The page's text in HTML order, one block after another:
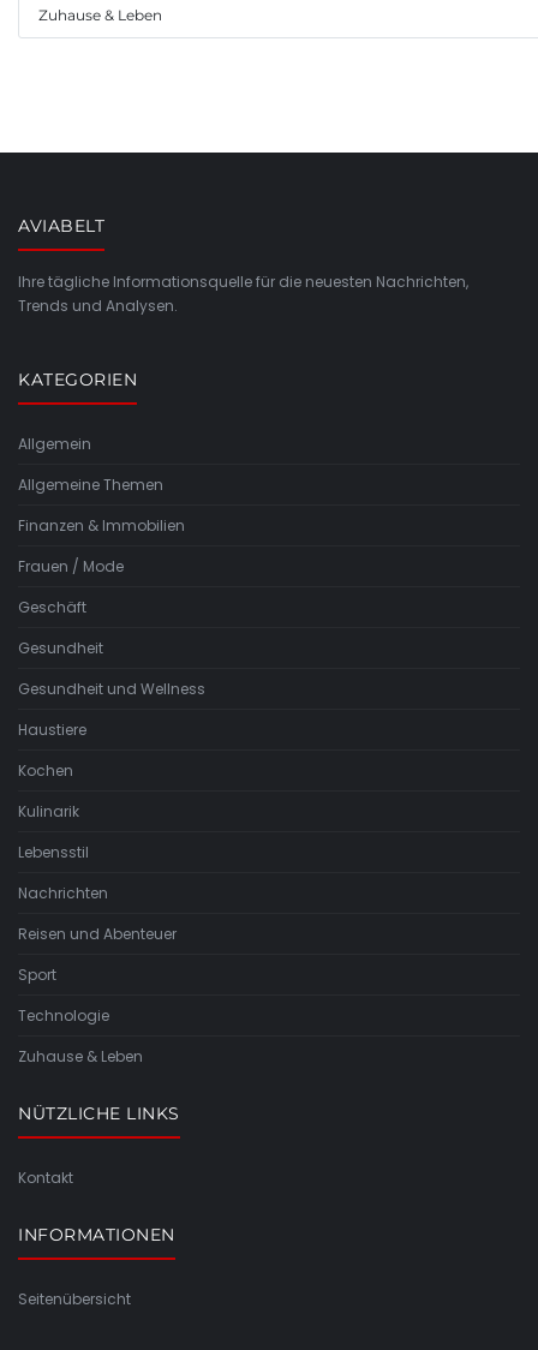
Zuhause & Leben
AVIABELT
Ihre tägliche Informationsquelle für die neuesten Nachrichten,
Trends und Analysen.
KATEGORIEN
Allgemein
Allgemeine Themen
Finanzen & Immobilien
Frauen / Mode
Geschäft
Gesundheit
Gesundheit und Wellness
Haustiere
Kochen
Kulinarik
Lebensstil
Nachrichten
Reisen und Abenteuer
Sport
Technologie
Zuhause & Leben
NÜTZLICHE LINKS
Kontakt
INFORMATIONEN
Seitenübersicht